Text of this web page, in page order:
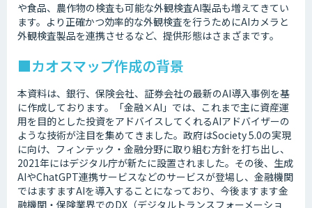
や食品、農作物の検査も可能な外観検査AI製品も増えてきてい
ます。より正確かつ効率的な外観検査を行うためにAIカメラと
外観検査製品を連携させるなど、提供形態はさまざまです。
■カオスマップ作成の背景
本資料は、銀行、保険会社、証券会社の最新のAI導入事例を基
に作成しております。「金融×AI」では、これまで主に資産運
用を目的とした投資をアドバイスしてくれるAIアドバイザーの
ような技術が注目を集めてきました。政府はSociety 5.0の実現
に向け、フィンテック・金融分野に取り組む方針を打ち出し、
2021年にはデジタル庁が新たに設置されました。その後、生成
AIやChatGPT連携サービスなどのサービスが登場し、金融機関
ではますますAIを導入することになっており、今後ますます金
融機関・保険業界でのDX（デジタルトランスフォーメーショ